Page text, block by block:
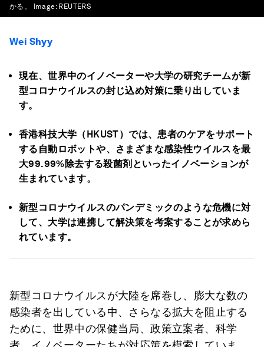
かる。
Image: REUTERS
Wei Shyy
現在、世界中のイノベーターや大学の研究チームが新
型コロナウイルスの封じ込め対策に乗り出していま
す。
香港科技大学（HKUST）では、患者のケアをサポート
する自動ロボットや、さまざまな感染性ウイルスを最
大99.99%除去する殺菌剤といったイノベーションが
生まれています。
新型コロナウイルスのパンデミックのような危機に対
して、大学は連携して解決策を考案することが求めら
れています。
新型コロナウイルスが大陸を席巻し、膨大な数の
感染者を出している中、さらなる拡大を阻止する
ために、世界中の保健当局、政策立案者、科学